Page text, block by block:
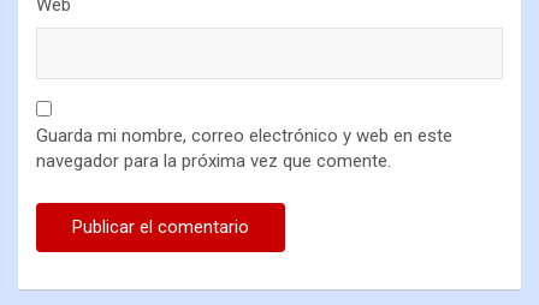
Web
Guarda mi nombre, correo electrónico y web en este
navegador para la próxima vez que comente.